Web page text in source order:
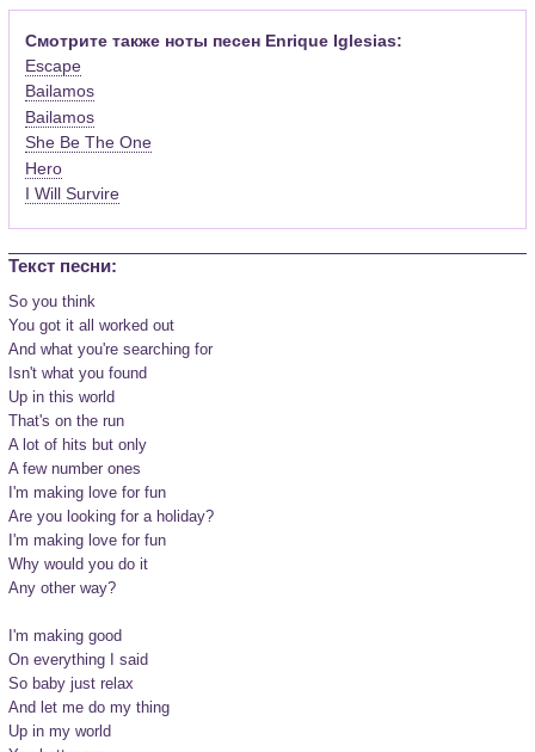
Смотрите также ноты песен Enrique Iglesias:
Escape
Bailamos
Bailamos
She Be The One
Hero
I Will Survire
Текст песни:
So you think
You got it all worked out
And what you're searching for
Isn't what you found
Up in this world
That's on the run
A lot of hits but only
A few number ones
I'm making love for fun
Are you looking for a holiday?
I'm making love for fun
Why would you do it
Any other way?
I'm making good
On everything I said
So baby just relax
And let me do my thing
Up in my world